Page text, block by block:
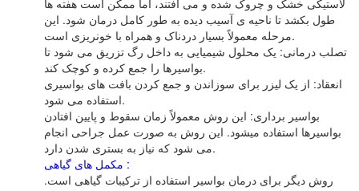
لاستیکی خشک و چروک شده و می افتند، اما ممکن است هفته ها
طول بکشد تا ناحیه ی آسیب دیده به طور کامل درمان شود. این
مرحله معمولاً بسیار دردناک و همراه با خونریزی است.
تصلب درمانی: یک محلول شیمیایی به داخل رگ تزریق می شود تا
بواسیرها را جمع کرده و کوچک کند.
انعقاد: از یک لیزر برای سوزاندن و جمع کردن بافت های بواسیری
استفاده می شود.
بواسیر برداری: این روش معمولاً زمان سقوط و پایین افتادن
بواسیرها استفاده میشود. این روش به صورت عمل جراحی انجام
می شود که نیاز به بستری شدن دارد.
مکمل های گیاهی :
روش دیگر برای درمان بواسیر استفاده از ترکیبات گیاهی است.